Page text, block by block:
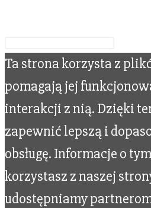
Ta strona korzysta z
pomagają jej
interakcji z nią. Dzięki
zapewnić lepszą i
obsługę. Informacje o
korzystasz z naszej
udostępniamy